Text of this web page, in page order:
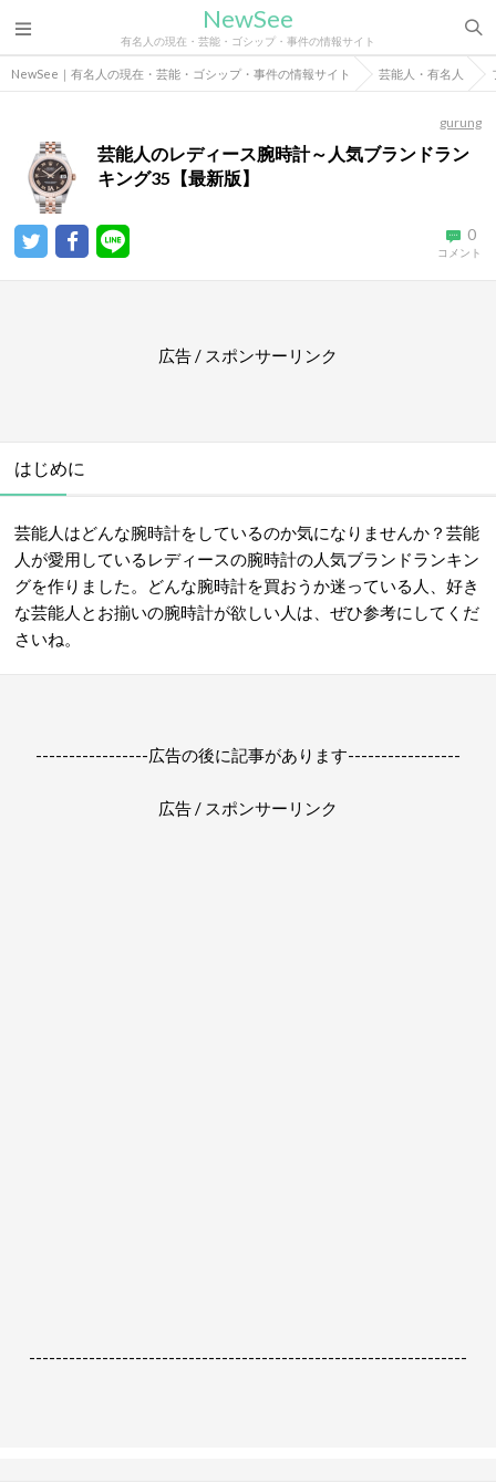
NewSee
有名人の現在・芸能・ゴシップ・事件の情報サイト
NewSee｜有名人の現在・芸能・ゴシップ・事件の情報サイト 芸能人・有名人
gurung
芸能人のレディース腕時計～人気ブランドラン
キング35【最新版】
0
コメント
広告 / スポンサーリンク
はじめに
芸能人はどんな腕時計をしているのか気になりませんか？芸能
人が愛用しているレディースの腕時計の人気ブランドランキン
グを作りました。どんな腕時計を買おうか迷っている人、好き
な芸能人とお揃いの腕時計が欲しい人は、ぜひ参考にしてくだ
さいね。
-----------------広告の後に記事があります-----------------
広告 / スポンサーリンク
------------------------------------------------------------------